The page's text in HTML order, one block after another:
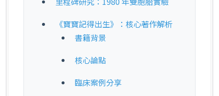
《寶寶記得出生》：核心著作解析
書籍背景
核心論點
臨床案例分享